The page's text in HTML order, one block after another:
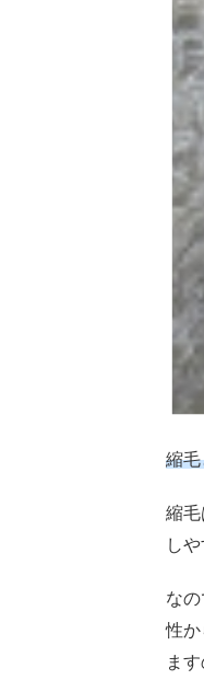
3
く
せ
毛
さ
ん
見
ヘ
ケ
方
法
4
縮
縮
し
な
性
ま